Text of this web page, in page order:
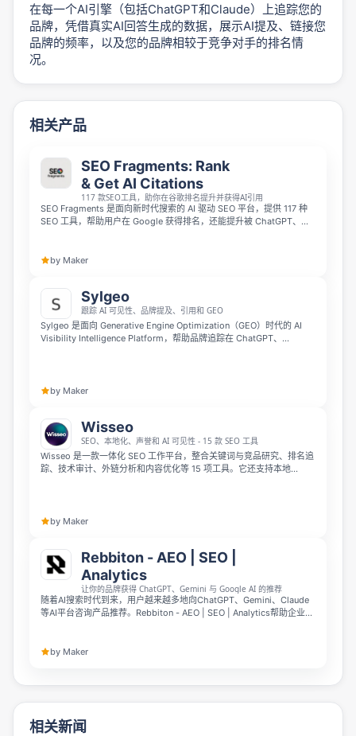
在每一个AI引擎（包括ChatGPT和Claude）上追踪您的
品牌，凭借真实AI回答生成的数据，展示AI提及、链接您
品牌的频率，以及您的品牌相较于竞争对手的排名情
况。
相关产品
SEO Fragments: Rank
& Get AI Citations
117 款SEO工具，助你在谷歌排名提升并获得AI引用
SEO Fragments 是面向新时代搜索的 AI 驱动 SEO 平台，提供 117 种
SEO 工具，帮助用户在 Google 获得排名，还能提升被 ChatGPT、
构和创作者无需购买昂贵的企业级 SEO 软件，就能通过它增长自然流
by Maker
Sylgeo
跟踪 AI 可见性、品牌提及、引用和 GEO
Sylgeo 是面向 Generative Engine Optimization（GEO）时代的 AI
Visibility Intelligence Platform，帮助品牌追踪在 ChatGPT、
会。by Maker
Wisseo
SEO、本地化、声誉和 AI 可见性 - 15 款 SEO 工具
Wisseo 是一款一体化 SEO 工作平台，整合关键词与竞品研究、排名追
踪、技术审计、外链分析和内容优化等 15 项工具。它还支持本地
by Maker
Rebbiton - AEO | SEO |
Analytics
让你的品牌获得 ChatGPT、Gemini 与 Google AI 的推荐
随着AI搜索时代到来，用户越来越多地向ChatGPT、Gemini、Claude
等AI平台咨询产品推荐。Rebbiton - AEO | SEO | Analytics帮助企业追
推荐。
by Maker
相关新闻